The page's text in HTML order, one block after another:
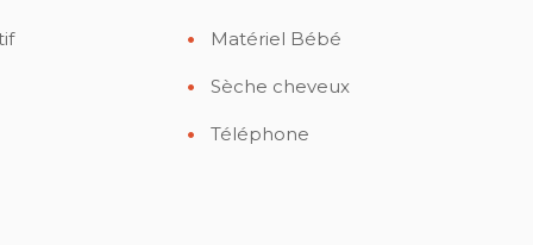
Matériel Bébé
Sèche cheveux
Téléphone